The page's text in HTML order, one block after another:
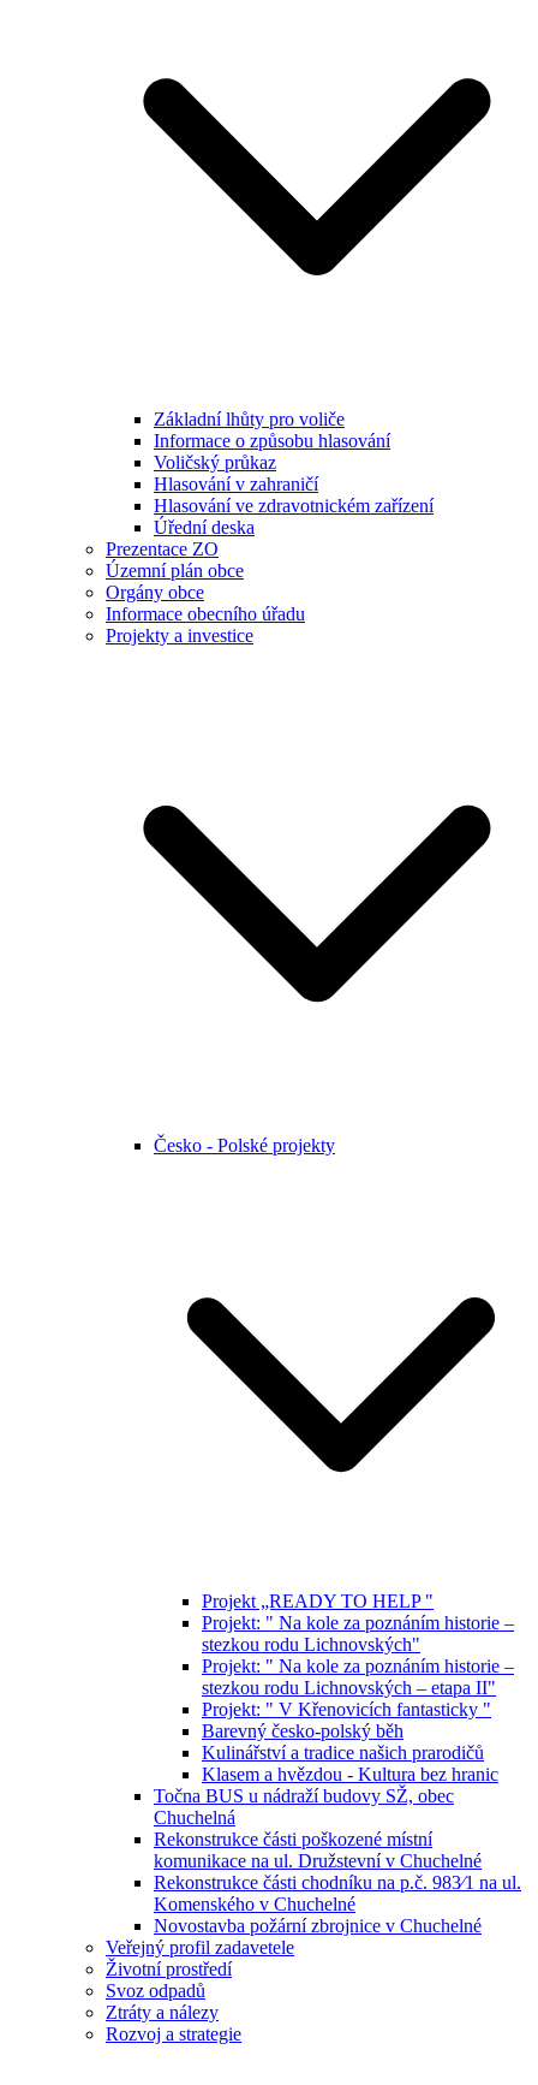
Základní lhůty pro voliče
Informace o způsobu hlasování
Voličský průkaz
Hlasování v zahraničí
Hlasování ve zdravotnickém zařízení
Úřední deska
Prezentace ZO
Územní plán obce
Orgány obce
Informace obecního úřadu
Projekty a investice
Česko - Polské projekty
Projekt „READY TO HELP "
Projekt: " Na kole za poznáním historie –
stezkou rodu Lichnovských"
Projekt: " Na kole za poznáním historie –
stezkou rodu Lichnovských – etapa II"
Projekt: " V Křenovicích fantasticky "
Barevný česko-polský běh
Kulinářství a tradice našich prarodičů
Klasem a hvězdou - Kultura bez hranic
Točna BUS u nádraží budovy SŽ, obec
Chuchelná
Rekonstrukce části poškozené místní
komunikace na ul. Družstevní v Chuchelné
Rekonstrukce části chodníku na p.č. 983⁄1 na ul.
Komenského v Chuchelné
Novostavba požární zbrojnice v Chuchelné
Veřejný profil zadavetele
Životní prostředí
Svoz odpadů
Ztráty a nálezy
Rozvoj a strategie